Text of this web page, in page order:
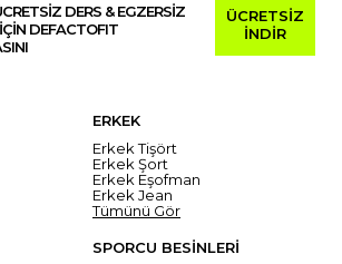
DERS & EGZERSİZ
DEFACTOFIT
ÜCRETSİZ
İNDİR
ERKEK
Erkek Tişört
Erkek Şort
Erkek Eşofman
Erkek Jean
Tümünü Gör
SPORCU BESİNLERİ